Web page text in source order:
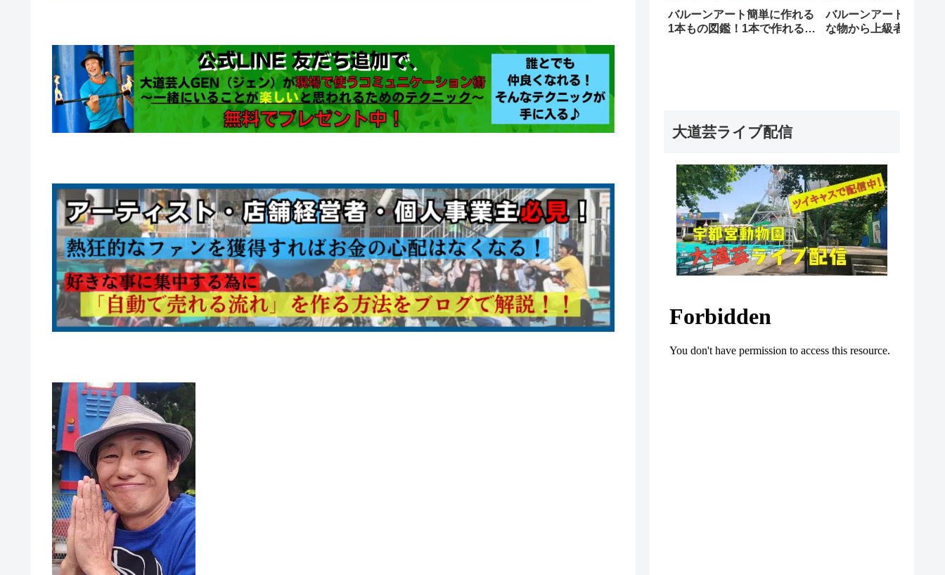
バルーンアート簡単に作れる
1本もの図鑑！1本で作れる簡
バルーンアート剣図鑑
な物から上級者向けの
大道芸ライブ配信